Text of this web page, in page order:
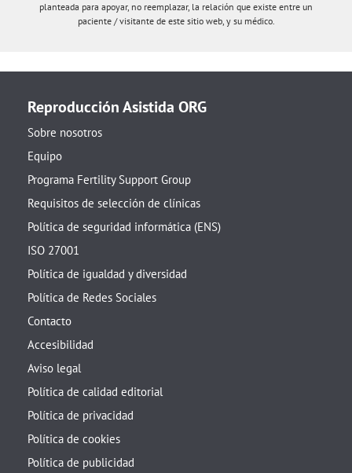
planteada para apoyar, no reemplazar, la relación que existe entre un
paciente / visitante de este sitio web, y su médico.
Reproducción Asistida ORG
Sobre nosotros
Equipo
Programa Fertility Support Group
Requisitos de selección de clínicas
Política de seguridad informática (ENS)
ISO 27001
Política de igualdad y diversidad
Política de Redes Sociales
Contacto
Accesibilidad
Aviso legal
Política de calidad editorial
Política de privacidad
Política de cookies
Política de publicidad